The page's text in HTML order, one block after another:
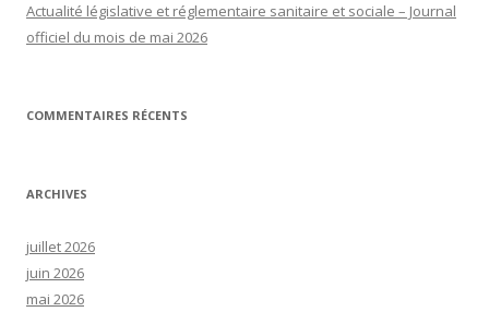
Actualité législative et réglementaire sanitaire et sociale – Journal
officiel du mois de mai 2026
COMMENTAIRES RÉCENTS
ARCHIVES
juillet 2026
juin 2026
mai 2026